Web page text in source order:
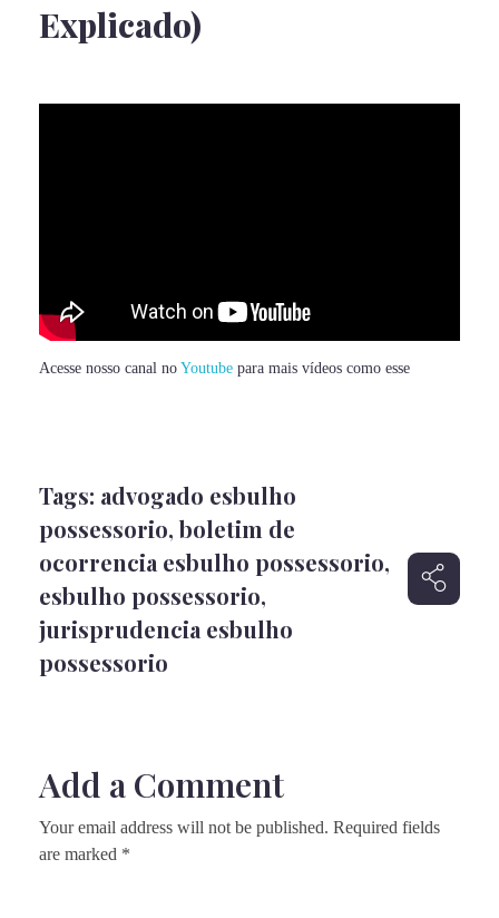
Explicado)
Acesse nosso canal no Youtube para mais vídeos como esse
Tags: advogado esbulho
possessorio, boletim de
ocorrencia esbulho possessorio,
esbulho possessorio,
jurisprudencia esbulho
possessorio
Add a Comment
Your email address will not be published. Required fields
are marked *